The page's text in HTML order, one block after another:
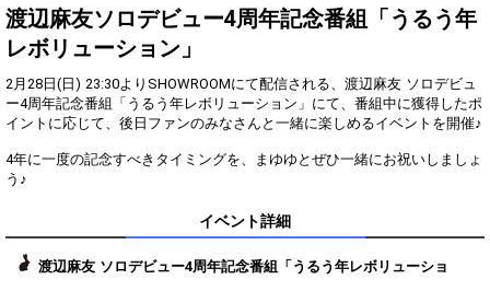
2 5000000
（貢献度上位10名にVIPプレ
ゼントあり！）
まゆゆの夢を2つ叶えます
ゼントあり！）
まゆゆの夢を3つ叶えます
（貢献度上位10名にVIPプレ
ゼントあり！）
ゼントあり！）
Gifting Comments
渡辺麻友ソロデビュー4周年記念番組「うるう年
レボリューション」
2月28日(日) 23:30よりSHOWROOMにて配信される、渡辺麻友 ソロデビュ
ー4周年記念番組「うるう年レボリューション」にて、番組中に獲得したポ
イントに応じて、後日ファンのみなさんと一緒に楽しめるイベントを開催♪
4年に一度の記念すべきタイミングを、まゆゆとぜひ一緒にお祝いしましょ
う♪
イベント詳細
渡辺麻友 ソロデビュー4周年記念番組「うるう年レボリューショ